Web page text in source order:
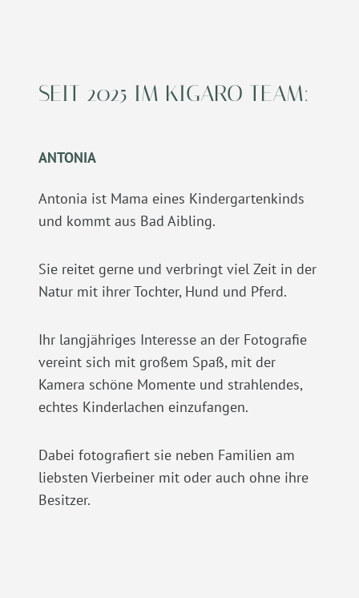
SEIT 2025 IM KIGARO TEAM:
ANTONIA
Antonia ist Mama eines Kindergartenkinds
und kommt aus Bad Aibling.
Sie reitet gerne und verbringt viel Zeit in der
Natur mit ihrer Tochter, Hund und Pferd.
Ihr langjähriges Interesse an der Fotografie
vereint sich mit großem Spaß, mit der
Kamera schöne Momente und strahlendes,
echtes Kinderlachen einzufangen.
Dabei fotografiert sie neben Familien am
liebsten Vierbeiner mit oder auch ohne ihre
Besitzer.